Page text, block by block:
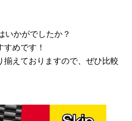
いかがでしたか？
めです！
えておりますので、ぜひ比較